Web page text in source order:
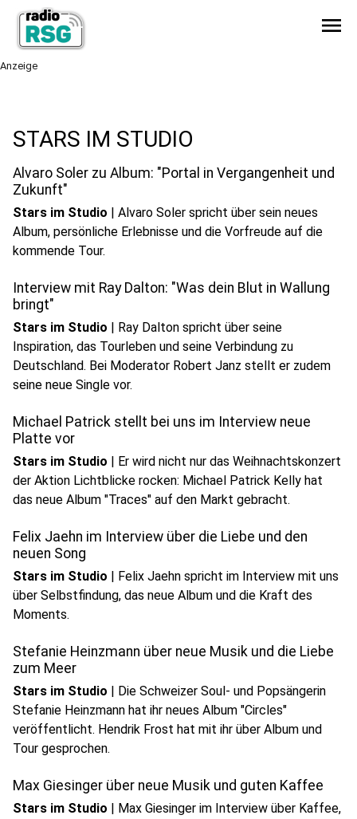
menu
Anzeige
STARS IM STUDIO
Alvaro Soler zu Album: "Portal in Vergangenheit und
Zukunft"
Stars im Studio | Alvaro Soler spricht über sein neues
Album, persönliche Erlebnisse und die Vorfreude auf die
kommende Tour.
Interview mit Ray Dalton: "Was dein Blut in Wallung
bringt"
Stars im Studio | Ray Dalton spricht über seine
Inspiration, das Tourleben und seine Verbindung zu
Deutschland. Bei Moderator Robert Janz stellt er zudem
seine neue Single vor.
Michael Patrick stellt bei uns im Interview neue
Platte vor
Stars im Studio | Er wird nicht nur das Weihnachtskonzert
der Aktion Lichtblicke rocken: Michael Patrick Kelly hat
das neue Album "Traces" auf den Markt gebracht.
play_circleAudio anhören
Felix Jaehn im Interview über die Liebe und den
neuen Song
Stars im Studio | Felix Jaehn spricht im Interview mit uns
über Selbstfindung, das neue Album und die Kraft des
Moments.
Stefanie Heinzmann über neue Musik und die Liebe
zum Meer
Stars im Studio | Die Schweizer Soul- und Popsängerin
Stefanie Heinzmann hat ihr neues Album "Circles"
veröffentlicht. Hendrik Frost hat mit ihr über Album und
Tour gesprochen.
Max Giesinger über neue Musik und guten Kaffee
Stars im Studio | Max Giesinger im Interview über Kaffee,